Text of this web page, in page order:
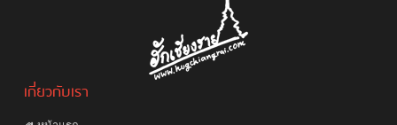
เกี่ยวกับเรา